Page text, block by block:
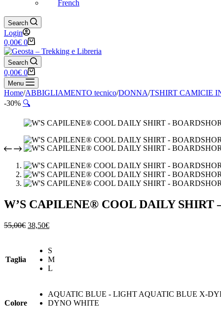
French
Search
Login
Carrello
0,00€ 0
Search
Carrello
0,00€ 0
Menu
Home/ABBIGLIAMENTO tecnico/DONNA/TSHIRT CAMICIE
-30% 🔍
W’S CAPILENE® COOL DAILY SHIRT
55,00€ Il
55,00€.
38,50€Il
è:
38,50€.
Taglia
S
M
L
Colore
AQUATIC BLUE - LIGHT AQUATIC BLUE X-
DYNO WHITE